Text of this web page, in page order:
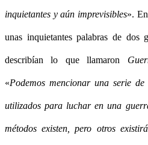
inquietantes y aún imprevisibles».
unas inquietantes palabras de dos
describían lo que llamaron
«Podemos mencionar una serie
utilizados para luchar en una
métodos existen, pero otros